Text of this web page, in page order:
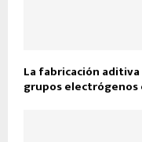
La fabricación
grupos electrógenos